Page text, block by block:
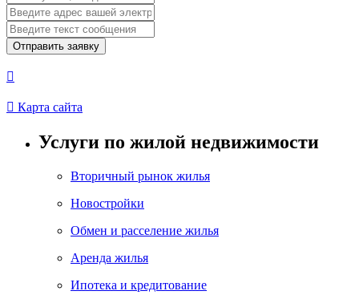
Отправить заявку

 Карта сайта
Услуги по жилой недвижимости
Вторичный рынок жилья
Новостройки
Обмен и расселение жилья
Аренда жилья
Ипотека и кредитование